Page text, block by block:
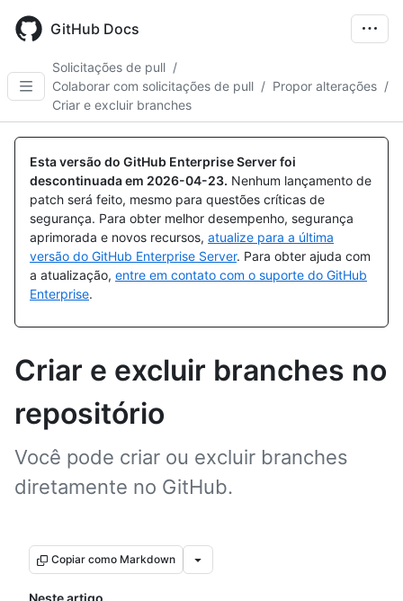
main
GitHub Docs
Solicitações de pull /
Colaborar com solicitações de pull / Propor alterações /
Criar e excluir branches
Esta versão do GitHub Enterprise Server foi
descontinuada em 2026-04-23. Nenhum lançamento de
patch será feito, mesmo para questões críticas de
segurança. Para obter melhor desempenho, segurança
aprimorada e novos recursos, atualize para a última
versão do GitHub Enterprise Server. Para obter ajuda com
a atualização, entre em contato com o suporte do GitHub
Enterprise.
Criar e excluir branches no
repositório
Você pode criar ou excluir branches
diretamente no GitHub.
Copiar como Markdown
Neste artigo